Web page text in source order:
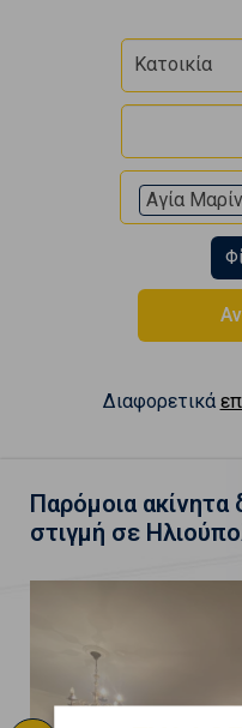
Κατοικία
Αγία
Διαφορετικά
Παρόμοια ακίνητα
στιγμή σε